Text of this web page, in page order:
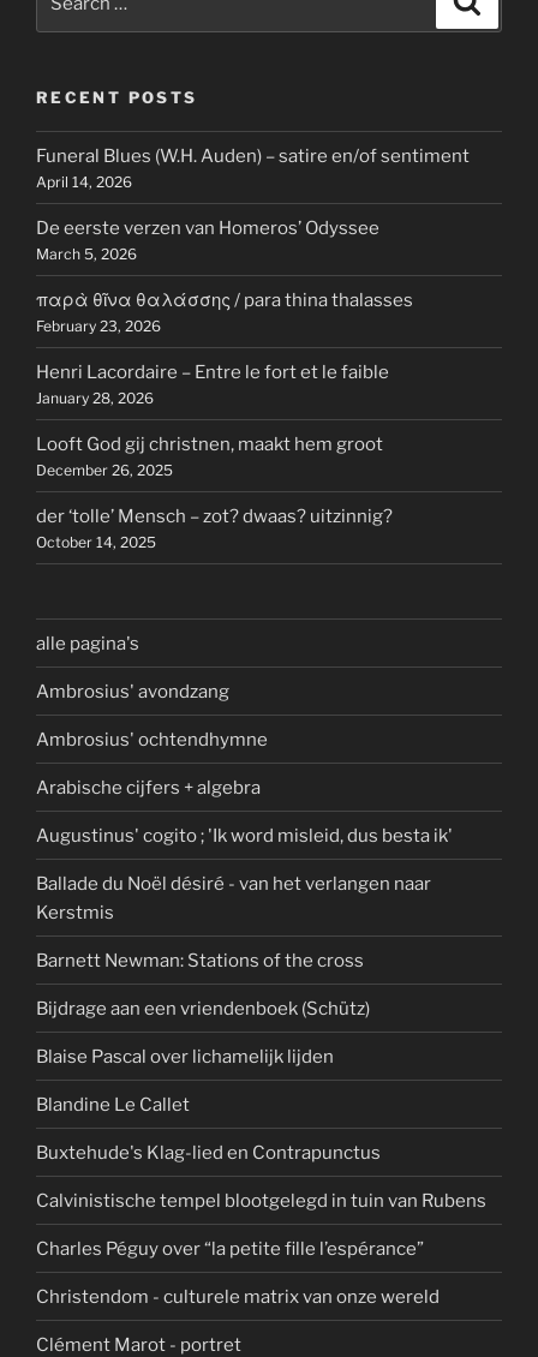
RECENT POSTS
Funeral Blues (W.H. Auden) – satire en/of sentiment
April 14, 2026
De eerste verzen van Homeros’ Odyssee
March 5, 2026
παρὰ θῖνα θαλάσσης / para thina thalasses
February 23, 2026
Henri Lacordaire – Entre le fort et le faible
January 28, 2026
Looft God gij christnen, maakt hem groot
December 26, 2025
der ‘tolle’ Mensch – zot? dwaas? uitzinnig?
October 14, 2025
alle pagina's
Ambrosius' avondzang
Ambrosius' ochtendhymne
Arabische cijfers + algebra
Augustinus' cogito ; 'Ik word misleid, dus besta ik'
Ballade du Noël désiré - van het verlangen naar
Kerstmis
Barnett Newman: Stations of the cross
Bijdrage aan een vriendenboek (Schütz)
Blaise Pascal over lichamelijk lijden
Blandine Le Callet
Buxtehude's Klag-lied en Contrapunctus
Calvinistische tempel blootgelegd in tuin van Rubens
Charles Péguy over “la petite fille l’espérance”
Christendom - culturele matrix van onze wereld
Clément Marot - portret